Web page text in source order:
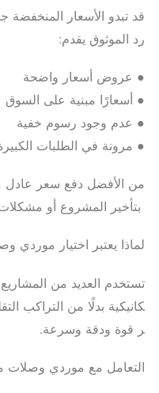
قد تبدو الأسعار المنخفضة
رد الموثوق يقدم:
● عروض أسعار واضحة
● أسعارًا مبنية على السوق
● عدم وجود رسوم خفية
● مرونة في الطلبات
من الأفضل دفع سعر عادل
بتأخير المشروع أو
لماذا يعتبر اختيار موردي
تستخدم العديد من
كانيكية بدلًا من التراكب
ر قوة ودقة وسرعة.
التعامل مع موردي وصلات